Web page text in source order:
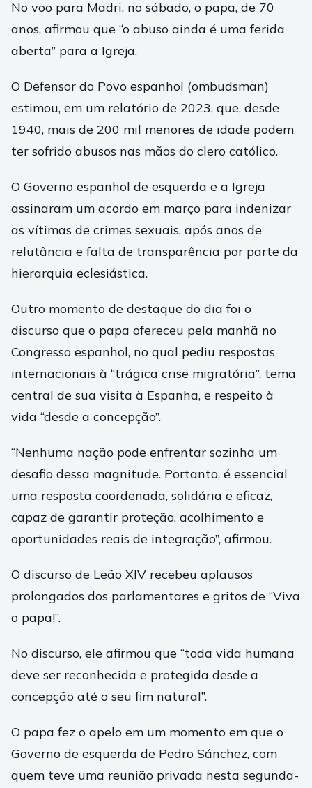
No voo para Madri, no sábado, o papa, de 70
anos, afirmou que “o abuso ainda é uma ferida
aberta” para a Igreja.
O Defensor do Povo espanhol (ombudsman)
estimou, em um relatório de 2023, que, desde
1940, mais de 200 mil menores de idade podem
ter sofrido abusos nas mãos do clero católico.
O Governo espanhol de esquerda e a Igreja
assinaram um acordo em março para indenizar
as vítimas de crimes sexuais, após anos de
relutância e falta de transparência por parte da
hierarquia eclesiástica.
Outro momento de destaque do dia foi o
discurso que o papa ofereceu pela manhã no
Congresso espanhol, no qual pediu respostas
internacionais à “trágica crise migratória”, tema
central de sua visita à Espanha, e respeito à
vida “desde a concepção”.
“Nenhuma nação pode enfrentar sozinha um
desafio dessa magnitude. Portanto, é essencial
uma resposta coordenada, solidária e eficaz,
capaz de garantir proteção, acolhimento e
oportunidades reais de integração”, afirmou.
O discurso de Leão XIV recebeu aplausos
prolongados dos parlamentares e gritos de “Viva
o papa!”.
No discurso, ele afirmou que “toda vida humana
deve ser reconhecida e protegida desde a
concepção até o seu fim natural”.
O papa fez o apelo em um momento em que o
Governo de esquerda de Pedro Sánchez, com
quem teve uma reunião privada nesta segunda-